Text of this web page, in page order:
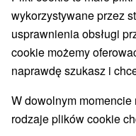
Skanseny (1) Zamki,
Wieże obserwacyjne i
Areny laserowe i
Planetarium i
Kościoły drewniane
Escaperoom(2)
Ogrody zoologiczne i
wykorzystywane przez
usprawnienia obsługi
cookie możemy
naprawdę szukasz i
W dowolnym
rodzaje plików cookie